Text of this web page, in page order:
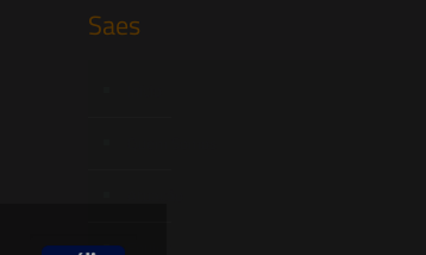
Saes